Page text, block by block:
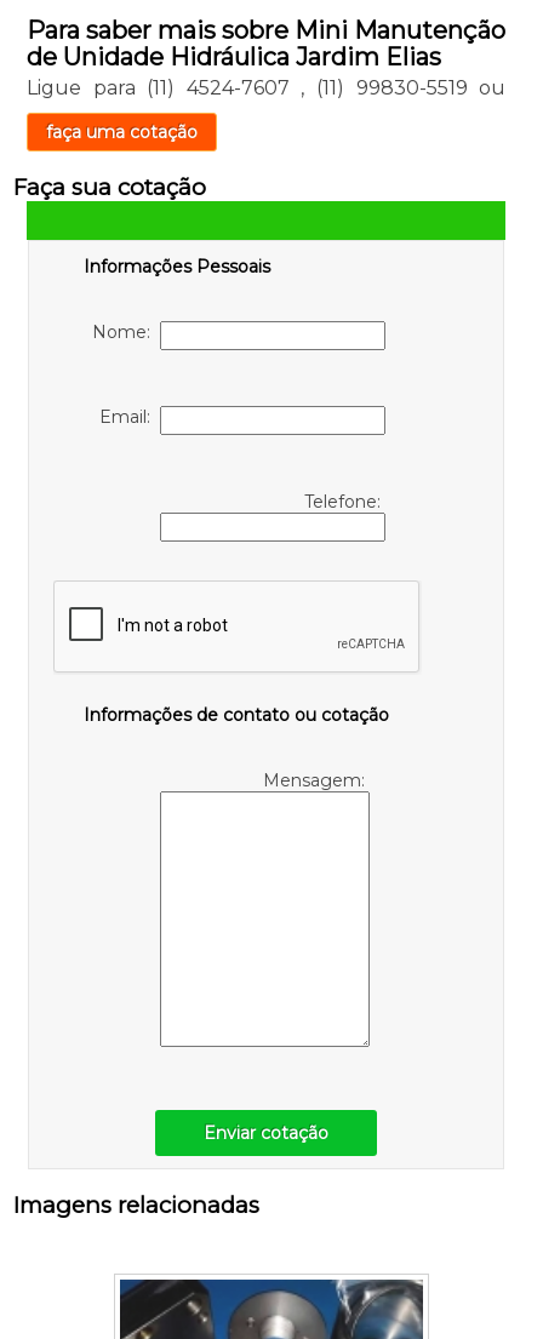
Para saber mais sobre Mini Manutenção
de Unidade Hidráulica Jardim Elias
Ligue para (11) 4524-7607 , (11) 99830-5519 ou
faça uma cotação
Faça sua cotação
Informações Pessoais
Nome:
Email:
Telefone:
Informações de contato ou cotação
Mensagem:
Enviar cotação
Imagens relacionadas